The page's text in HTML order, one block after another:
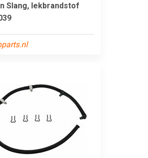
Slang, lekbrandstof